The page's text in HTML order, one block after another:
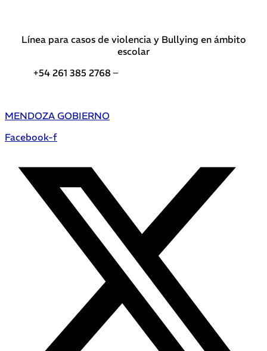
Línea para casos de violencia y Bullying en ámbito
escolar
+54 261 385 2768 –
MENDOZA GOBIERNO
Facebook-f